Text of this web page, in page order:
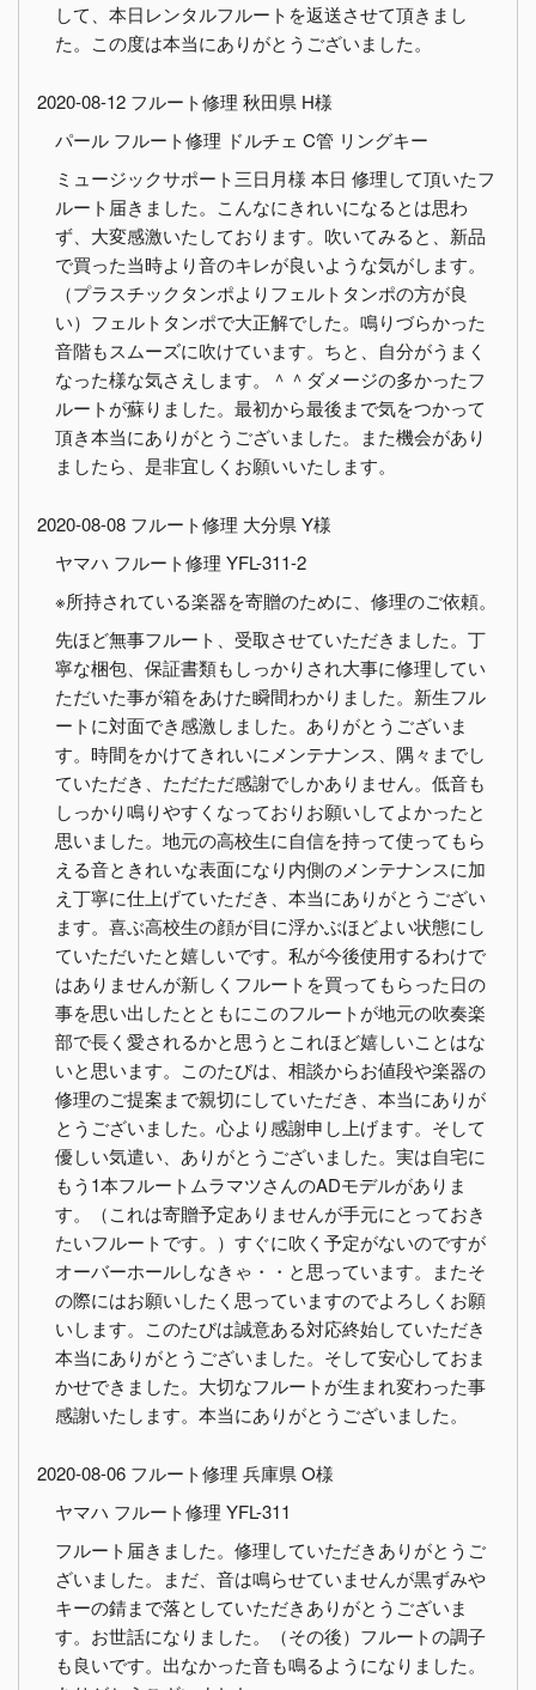
して、本日レンタルフルートを返送させて頂きまし
た。この度は本当にありがとうございました。
2020-08-12 フルート修理 秋田県 H様
パール フルート修理 ドルチェ C管 リングキー
ミュージックサポート三日月様 本日 修理して頂いたフ
ルート届きました。こんなにきれいになるとは思わ
ず、大変感激いたしております。吹いてみると、新品
で買った当時より音のキレが良いような気がします。
（プラスチックタンポよりフェルトタンポの方が良
い）フェルトタンポで大正解でした。鳴りづらかった
音階もスムーズに吹けています。ちと、自分がうまく
なった様な気さえします。＾＾ダメージの多かったフ
ルートが蘇りました。最初から最後まで気をつかって
頂き本当にありがとうございました。また機会があり
ましたら、是非宜しくお願いいたします。
2020-08-08 フルート修理 大分県 Y様
ヤマハ フルート修理 YFL-311-2
※所持されている楽器を寄贈のために、修理のご依頼。
先ほど無事フルート、受取させていただきました。丁
寧な梱包、保証書類もしっかりされ大事に修理してい
ただいた事が箱をあけた瞬間わかりました。新生フル
ートに対面でき感激しました。ありがとうございま
す。時間をかけてきれいにメンテナンス、隅々までし
ていただき、ただただ感謝でしかありません。低音も
しっかり鳴りやすくなっておりお願いしてよかったと
思いました。地元の高校生に自信を持って使ってもら
える音ときれいな表面になり内側のメンテナンスに加
え丁寧に仕上げていただき、本当にありがとうござい
ます。喜ぶ高校生の顔が目に浮かぶほどよい状態にし
ていただいたと嬉しいです。私が今後使用するわけで
はありませんが新しくフルートを買ってもらった日の
事を思い出したとともにこのフルートが地元の吹奏楽
部で長く愛されるかと思うとこれほど嬉しいことはな
いと思います。このたびは、相談からお値段や楽器の
修理のご提案まで親切にしていただき、本当にありが
とうございました。心より感謝申し上げます。そして
優しい気遣い、ありがとうございました。実は自宅に
もう1本フルートムラマツさんのADモデルがありま
す。（これは寄贈予定ありませんが手元にとっておき
たいフルートです。）すぐに吹く予定がないのですが
オーバーホールしなきゃ・・と思っています。またそ
の際にはお願いしたく思っていますのでよろしくお願
いします。このたびは誠意ある対応終始していただき
本当にありがとうございました。そして安心しておま
かせできました。大切なフルートが生まれ変わった事
感謝いたします。本当にありがとうございました。
2020-08-06 フルート修理 兵庫県 O様
ヤマハ フルート修理 YFL-311
フルート届きました。修理していただきありがとうご
ざいました。まだ、音は鳴らせていませんが黒ずみや
キーの錆まで落としていただきありがとうございま
す。お世話になりました。（その後）フルートの調子
も良いです。出なかった音も鳴るようになりました。